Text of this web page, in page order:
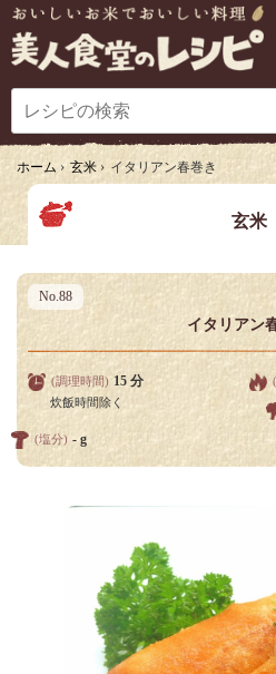
ホーム › 玄米 › イタリアン春巻き
玄米
No.88
イタリアン
(調理時間) 15 分
炊飯時間除く
(塩分) - g